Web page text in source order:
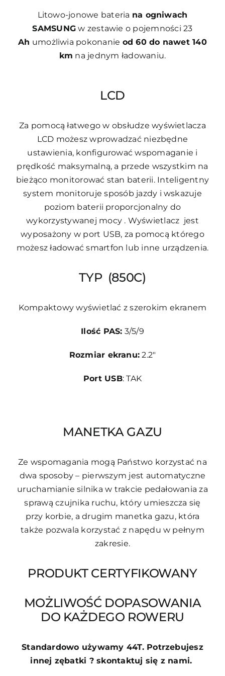
Litowo-jonowe bateria na ogniwach
SAMSUNG w zestawie o pojemności 23
Ah umożliwia pokonanie od 60 do nawet 140
km na jednym ładowaniu.
LCD
Za pomocą łatwego w obsłudze wyświetlacza
LCD możesz wprowadzać niezbędne
ustawienia, konfigurować wspomaganie i
prędkość maksymalną, a przede wszystkim na
bieżąco monitorować stan baterii. Inteligentny
system monitoruje sposób jazdy i wskazuje
poziom baterii proporcjonalny do
wykorzystywanej mocy . Wyświetlacz jest
wyposażony w port USB, za pomocą którego
możesz ładować smartfon lub inne urządzenia.
TYP (850C)
Kompaktowy wyświetlać z szerokim ekranem
Ilość PAS: 3/5/9
Rozmiar ekranu: 2.2″
Port USB: TAK
MANETKA GAZU
Ze wspomagania mogą Państwo korzystać na
dwa sposoby – pierwszym jest automatyczne
uruchamianie silnika w trakcie pedałowania za
sprawą czujnika ruchu, który umieszcza się
przy korbie, a drugim manetka gazu, która
także pozwala korzystać z napędu w pełnym
zakresie.
PRODUKT CERTYFIKOWANY
MOŻLIWOŚĆ DOPASOWANIA
DO KAŻDEGO ROWERU
Standardowo używamy 44T. Potrzebujesz
innej zębatki ? skontaktuj się z nami.